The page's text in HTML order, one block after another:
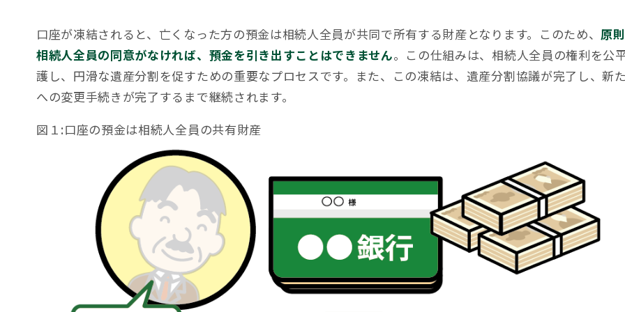
口座が凍結されると、亡くなった方の預金は相続人全員が共同で所有する財産となります。このため、原
相続人全員の同意がなければ、預金を引き出すことはできません。この仕組みは、相続人全員の権利を公
護し、円滑な遺産分割を促すための重要なプロセスです。また、この凍結は、遺産分割協議が完了し、新
への変更手続きが完了するまで継続されます。
図１:口座の預金は相続人全員の共有財産